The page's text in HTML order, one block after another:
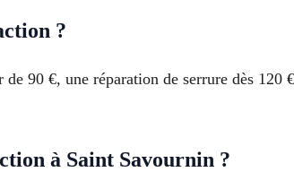
?
90 €, une réparation de serrure dès
à Saint Savournin ?